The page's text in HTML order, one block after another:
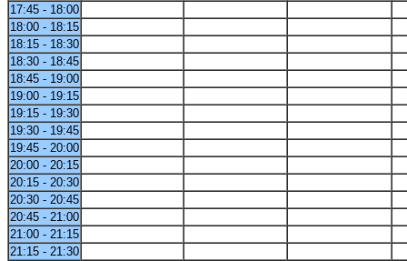
17:45 - 18:00
18:00 - 18:15
18:15 - 18:30
18:30 - 18:45
18:45 - 19:00
19:00 - 19:15
19:15 - 19:30
19:30 - 19:45
19:45 - 20:00
20:00 - 20:15
20:15 - 20:30
20:30 - 20:45
20:45 - 21:00
21:00 - 21:15
21:15 - 21:30